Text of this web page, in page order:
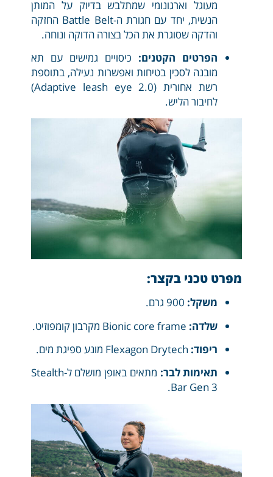
מעוגל וארגונומי שמתלבש בדיוק על המותן
הנשית, יחד עם חגורת ה-Battle Belt החזקה
והדקה שסוגרת את הכל בצורה הדוקה ונוחה.
הפרטים הקטנים: כיסויים גמישים עם תא
מובנה לסכין בטיחות ואפשרות נעילה, בתוספת
רשת אחורית (Adaptive leash eye 2.0)
לחיבור הליש.
מפרט טכני בקצר:
משקל:
שלדה:
ריפוד:
תאימות לבר:
מתאים באופן מושלם ל-Stealth
Bar Gen 3.